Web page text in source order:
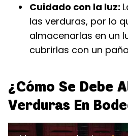
Cuidado con la luz:
las verduras, por lo
almacenarlas en un
cubrirlas con un
¿Cómo Se Debe
Verduras En